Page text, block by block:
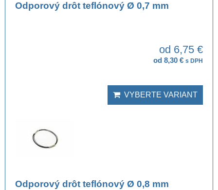
Odporový drôt teflónový Ø 0,7 mm
od 6,75 €
od 8,30 € s DPH
VYBERTE VARIANT
Odporový drôt teflónový Ø 0,8 mm